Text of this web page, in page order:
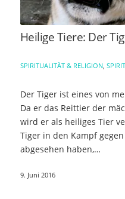
Heilige Tiere: Der
SPIRITUALITÄT & RELIGION,
Der Tiger ist eines von
Da er das Reittier der
wird er als heiliges Tier
Tiger in den Kampf
abgesehen haben,…
9. Juni 2016